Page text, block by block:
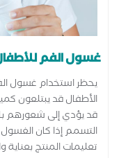
غسول الفم
الأطفال قد يبتلعون
قد يؤدي إلى شعورهم
التسمم إذا كان
تعليمات المنتج بعناية